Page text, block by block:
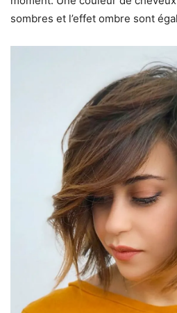
sombres et l’effet ombre sont